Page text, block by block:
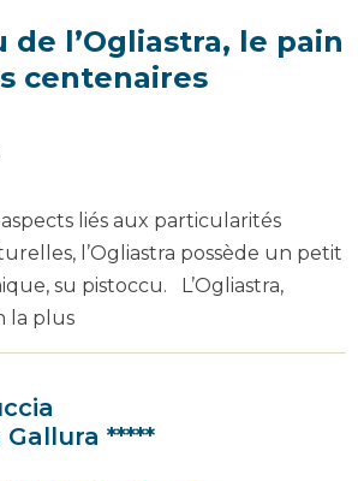
de l’Ogliastra, le pain
centenaires
liés aux particularités
l’Ogliastra possède un petit
su pistoccu. L’Ogliastra,
la plus
*****